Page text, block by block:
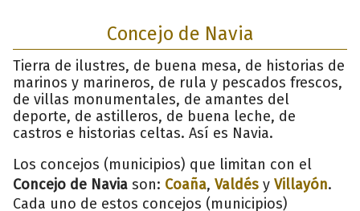
Concejo de Navia
Tierra de ilustres, de buena mesa, de historias de
marinos y marineros, de rula y pescados frescos,
de villas monumentales, de amantes del
deporte, de astilleros, de buena leche, de
castros e historias celtas. Así es Navia.
Los concejos (municipios) que limitan con el
Concejo de Navia son: Coaña, Valdés y Villayón.
Cada uno de estos concejos (municipios)